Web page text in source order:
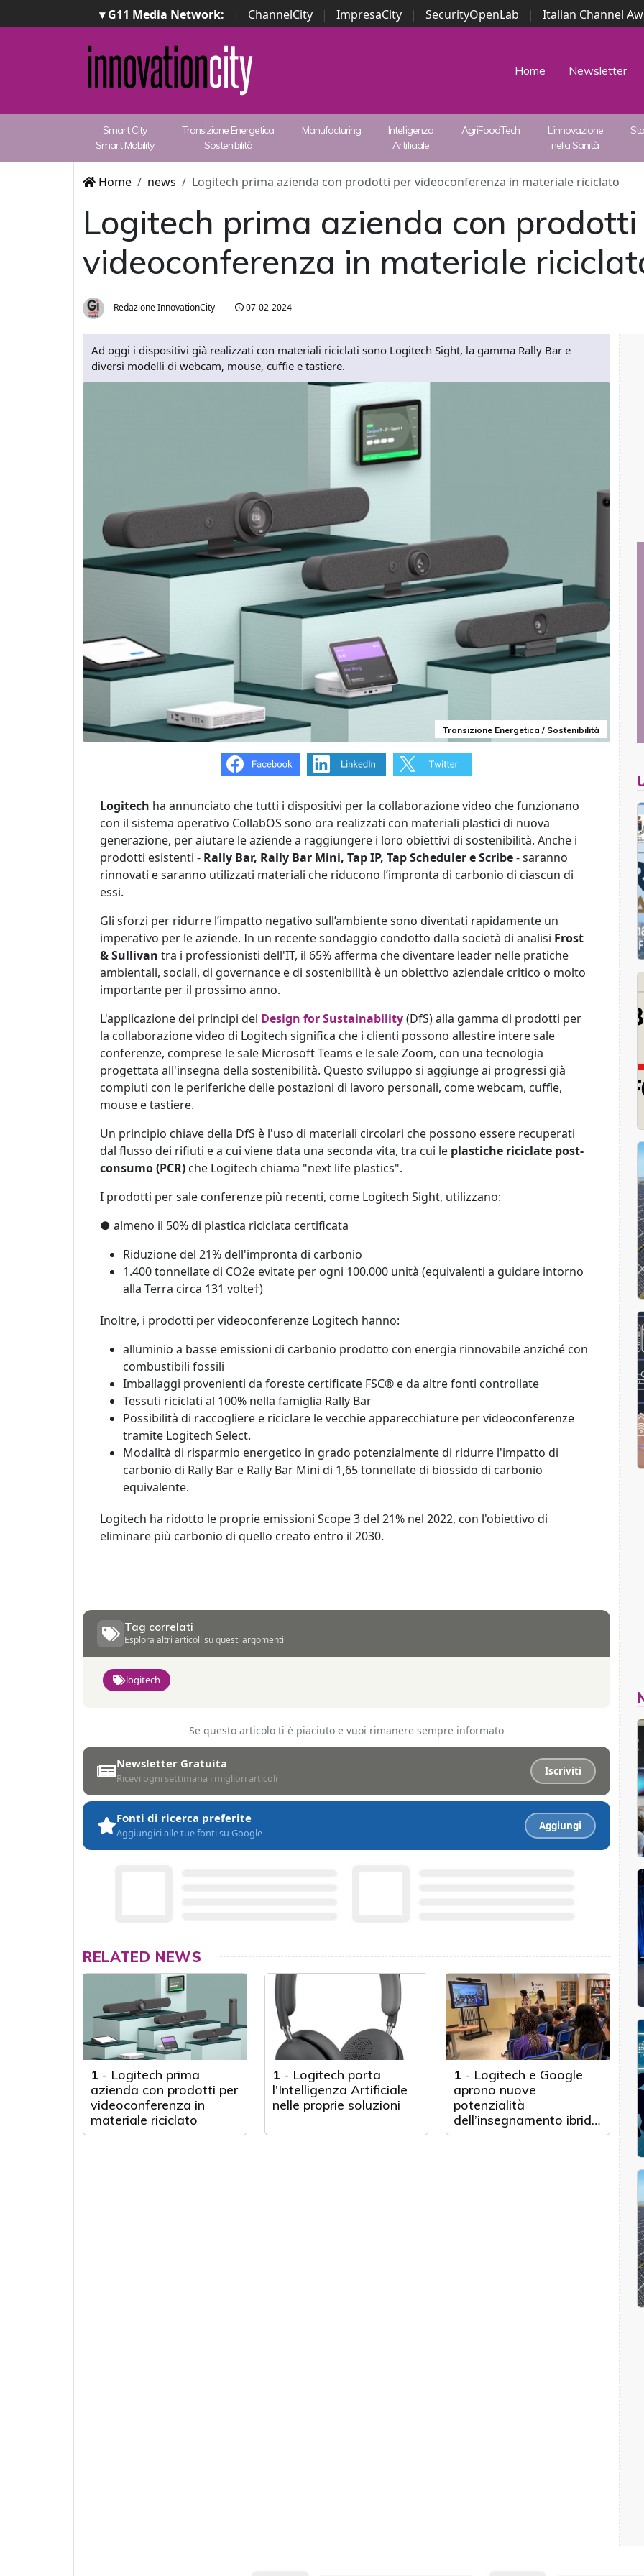
▾ G11 Media Network: | ChannelCity | ImpresaCity | SecurityOpenLab | Italian Channel
Security Awards | ...
Home Newsletter
Smart City
Smart Mobility
Transizione Energetica
Sostenibilità
Manufacturing
Intelligenza
Artificiale
AgriFoodTech
L'innovazione
nella Sanità
Home news Logitech prima azienda con prodotti per videoconferenza in materiale riciclato
Logitech prima azienda con
videoconferenza in materiale
Redazione InnovationCity 07-02-2024
Ad oggi i dispositivi già realizzati con materiali riciclati sono Logitech Sight, la gamma Rally Bar e
diversi modelli di webcam, mouse, cuffie e tastiere.
Transizione Energetica / Sostenibilità
Logitech ha annunciato che tutti i dispositivi per la collaborazione video che funzionano
con il sistema operativo CollabOS sono ora realizzati con materiali plastici di nuova
generazione, per aiutare le aziende a raggiungere i loro obiettivi di sostenibilità. Anche i
prodotti esistenti - Rally Bar, Rally Bar Mini, Tap IP, Tap Scheduler e Scribe- saranno
rinnovati e saranno utilizzati materiali che riducono l’impronta di carbonio di ciascun di
essi.
Gli sforzi per ridurre l’impatto negativo sull’ambiente sono diventati rapidamente un
imperativo per le aziende. In un recente sondaggio condotto dalla società di analisi Frost
& Sullivan tra i professionisti dell'IT, il 65% afferma che diventare leader nelle pratiche
ambientali, sociali, di governance e di sostenibilità è un obiettivo aziendale critico o molto
importante per il prossimo anno.
L'applicazione dei principi del Design for Sustainability(DfS) alla gamma di prodotti per
la collaborazione video di Logitech significa che i clienti possono allestire intere sale
conferenze, comprese le sale Microsoft Teams e le sale Zoom, con una tecnologia
progettata all'insegna della sostenibilità. Questo sviluppo si aggiunge ai progressi già
compiuti con le periferiche delle postazioni di lavoro personali, come webcam, cuffie,
mouse e tastiere.
Un principio chiave della DfS è l'uso di materiali circolari che possono essere recuperati
dal flusso dei rifiuti e a cui viene data una seconda vita, tra cui le plastiche riciclate post-
consumo (PCR) che Logitech chiama "next life plastics".
I prodotti per sale conferenze più recenti, come Logitech Sight, utilizzano:
● almeno il 50% di plastica riciclata certificata
Riduzione del 21% dell'impronta di carbonio
1.400 tonnellate di CO2e evitate per ogni 100.000 unità (equivalenti a guidare intorno
alla Terra circa 131 volte†)
Inoltre, i prodotti per videoconferenze Logitech hanno:
alluminio a basse emissioni di carbonio prodotto con energia rinnovabile anziché con
combustibili fossili
Imballaggi provenienti da foreste certificate FSC® e da altre fonti controllate
Tessuti riciclati al 100% nella famiglia Rally Bar
Possibilità di raccogliere e riciclare le vecchie apparecchiature per videoconferenze
tramite Logitech Select.
Modalità di risparmio energetico in grado potenzialmente di ridurre l'impatto di
carbonio di Rally Bar e Rally Bar Mini di 1,65 tonnellate di biossido di carbonio
equivalente.
Logitech ha ridotto le proprie emissioni Scope 3 del 21% nel 2022, con l'obiettivo di
eliminare più carbonio di quello creato entro il 2030.
Tag correlati
Esplora altri articoli su questi argomenti
logitech
Se questo articolo ti è piaciuto e vuoi rimanere sempre informato
Newsletter Gratuita
Ricevi ogni settimana i migliori articoli
Iscriviti
Fonti di ricerca preferite
Aggiungici alle tue fonti su Google
Aggiungi
RELATED NEWS
1 - Logitech prima
azienda con prodotti per
videoconferenza in
materiale riciclato
1 - Logitech porta
l'Intelligenza Artificiale
nelle proprie soluzioni
1 - Logitech e Google
aprono nuove
potenzialità
dell’insegnamento ibrido
in Italia e Francia